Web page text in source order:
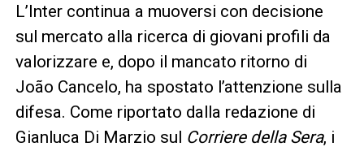
L’Inter continua a muoversi con decisione
sul mercato alla ricerca di giovani profili da
valorizzare e, dopo il mancato ritorno di
João Cancelo, ha spostato l’attenzione sulla
difesa. Come riportato dalla redazione di
Gianluca Di Marzio sul Corriere della Sera, i